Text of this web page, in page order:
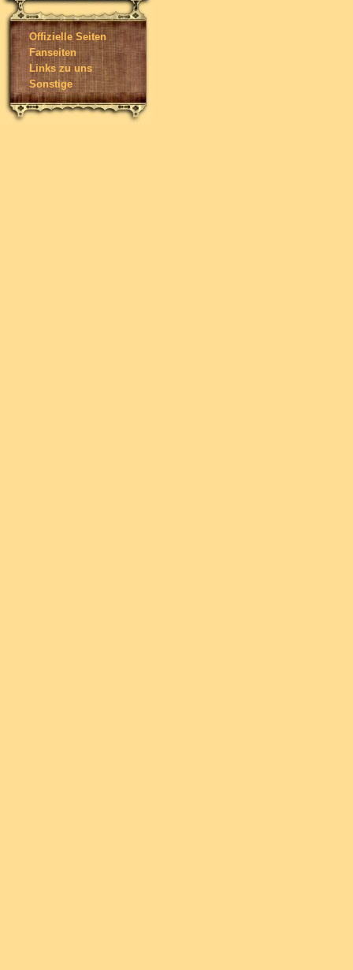
Offizielle Seiten
Fanseiten
Links zu uns
Sonstige